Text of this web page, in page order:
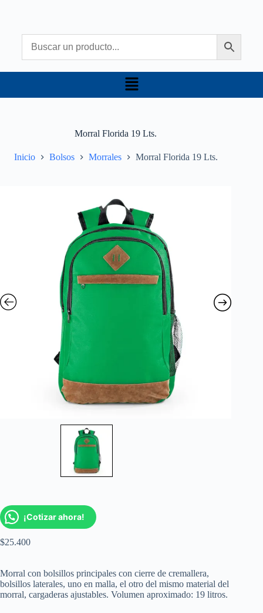
Morral Florida 19 Lts.
Inicio Bolsos Morrales Morral Florida 19 Lts.
¡Cotizar ahora!
$25.400
Morral con bolsillos principales con cierre de cremallera,
bolsillos laterales, uno en malla, el otro del mismo material del
morral, cargaderas ajustables. Volumen aproximado: 19 litros.